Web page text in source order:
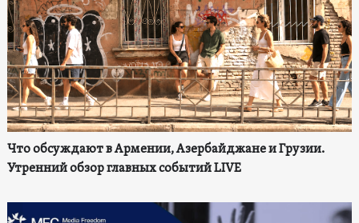
Что обсуждают в Армении, Азербайджане и Грузии.
Утренний обзор главных событий LIVE